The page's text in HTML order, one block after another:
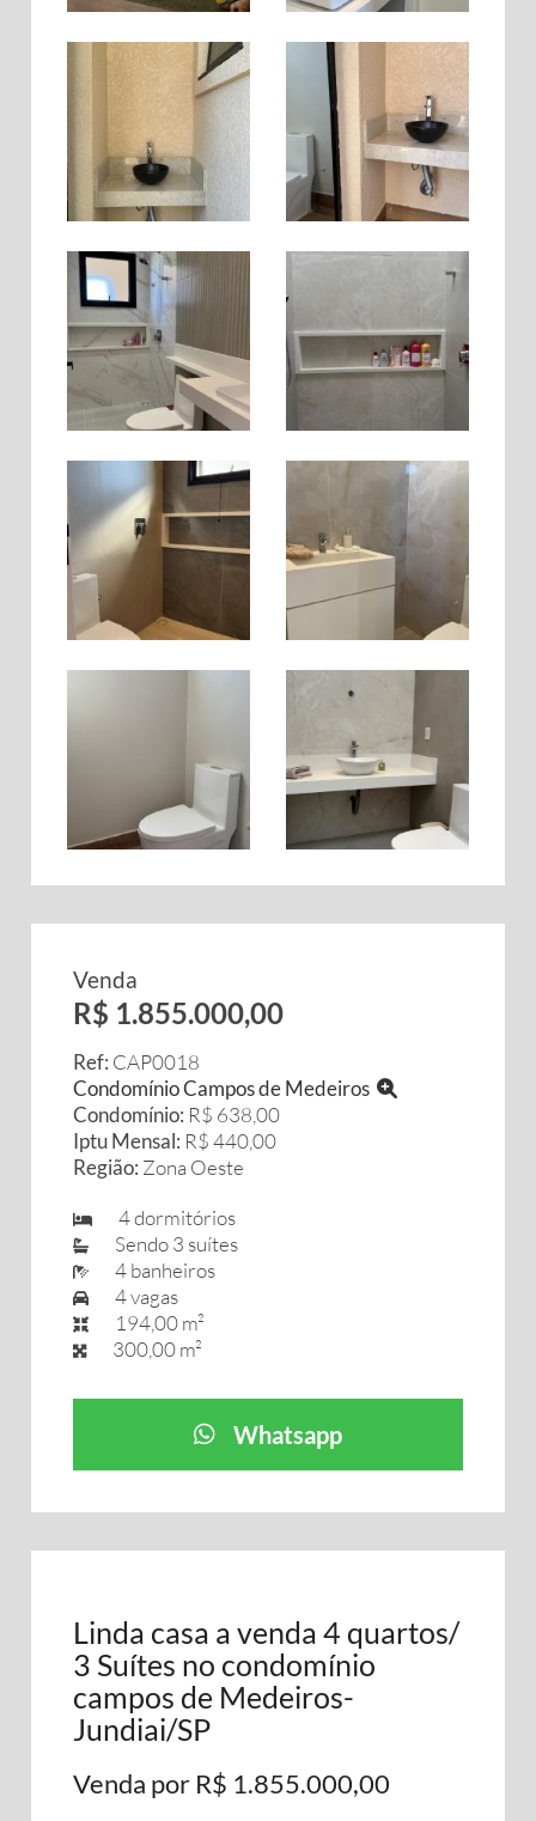
Venda
R$ 1.855.000,00
Ref: CAP0018
Condomínio Campos de Medeiros
Condomínio: R$ 638,00
Iptu Mensal: R$ 440,00
Região: Zona Oeste
4 dormitórios
Sendo 3 suítes
4 banheiros
4 vagas
194,00 m²
300,00 m²
Whatsapp
Linda casa a venda 4 quartos/
3 Suítes no condomínio
campos de Medeiros-
Jundiai/SP
Venda por R$ 1.855.000,00